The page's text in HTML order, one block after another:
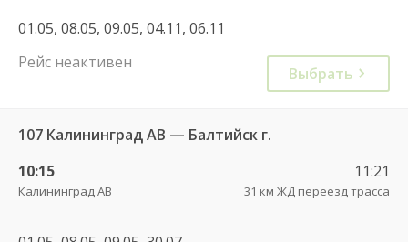
01.05, 08.05, 09.05, 04.11, 06.11
Рейс неактивен
Выбрать
107 Калининград АВ — Балтийск г.
10:15
Калининград АВ
11:21
31 км ЖД переезд трасса